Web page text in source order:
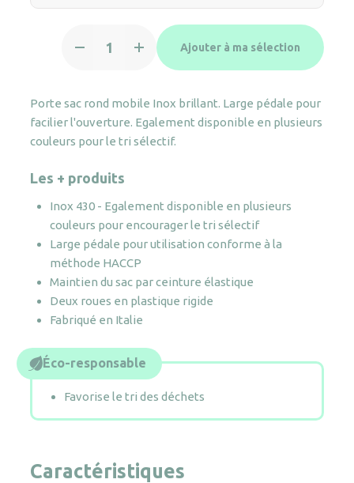
rond
mobile
à
Inox
Ajouter à ma sélection
Porte sac rond mobile Inox brillant. Large pédale pour
facilier l'ouverture. Egalement disponible en plusieurs
couleurs pour le tri sélectif.
Les + produits
Inox 430 - Egalement disponible en plusieurs
couleurs pour encourager le tri sélectif
Large pédale pour utilisation conforme à la
méthode HACCP
Maintien du sac par ceinture élastique
Deux roues en plastique rigide
Fabriqué en Italie
Éco-responsable
Favorise le tri des déchets
Caractéristiques